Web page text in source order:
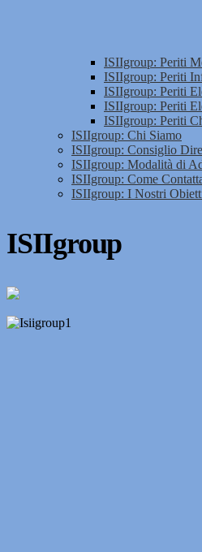
ISIIgroup: Periti
ISIIgroup: Periti
ISIIgroup: Periti
ISIIgroup: Periti
ISIIgroup: Periti
ISIIgroup: Chi Siamo
ISIIgroup: Consiglio
ISIIgroup: Modalità di
ISIIgroup: Come
ISIIgroup: I Nostri
ISIIgroup